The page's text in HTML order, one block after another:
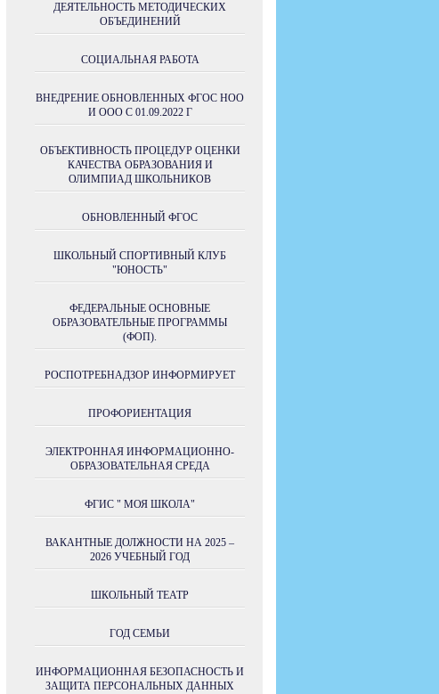
ДЕЯТЕЛЬНОСТЬ МЕТОДИЧЕСКИХ
ОБЪЕДИНЕНИЙ
СОЦИАЛЬНАЯ РАБОТА
ВНЕДРЕНИЕ ОБНОВЛЕННЫХ ФГОС НОО
И ООО С 01.09.2022 Г
ОБЪЕКТИВНОСТЬ ПРОЦЕДУР ОЦЕНКИ
КАЧЕСТВА ОБРАЗОВАНИЯ И
ОЛИМПИАД ШКОЛЬНИКОВ
ОБНОВЛЕННЫЙ ФГОС
ШКОЛЬНЫЙ СПОРТИВНЫЙ КЛУБ
"ЮНОСТЬ"
ФЕДЕРАЛЬНЫЕ ОСНОВНЫЕ
ОБРАЗОВАТЕЛЬНЫЕ ПРОГРАММЫ
(ФОП).
РОСПОТРЕБНАДЗОР ИНФОРМИРУЕТ
ПРОФОРИЕНТАЦИЯ
ЭЛЕКТРОННАЯ ИНФОРМАЦИОННО-
ОБРАЗОВАТЕЛЬНАЯ СРЕДА
ФГИС " МОЯ ШКОЛА"
ВАКАНТНЫЕ ДОЛЖНОСТИ НА 2025 –
2026 УЧЕБНЫЙ ГОД
ШКОЛЬНЫЙ ТЕАТР
ГОД СЕМЬИ
ИНФОРМАЦИОННАЯ БЕЗОПАСНОСТЬ И
ЗАЩИТА ПЕРСОНАЛЬНЫХ ДАННЫХ